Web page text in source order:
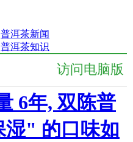
普洱茶新闻
普洱茶知识
访问电脑版
6年, 双陈普
湿" 的口味如